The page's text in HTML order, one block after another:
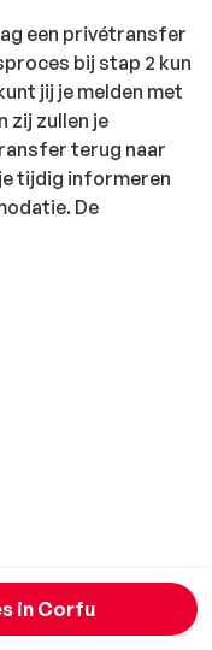
in Corfu
een privétransfer
bij stap 2 kun
jij je melden met
zij zullen je
terug naar
tijdig informeren
De